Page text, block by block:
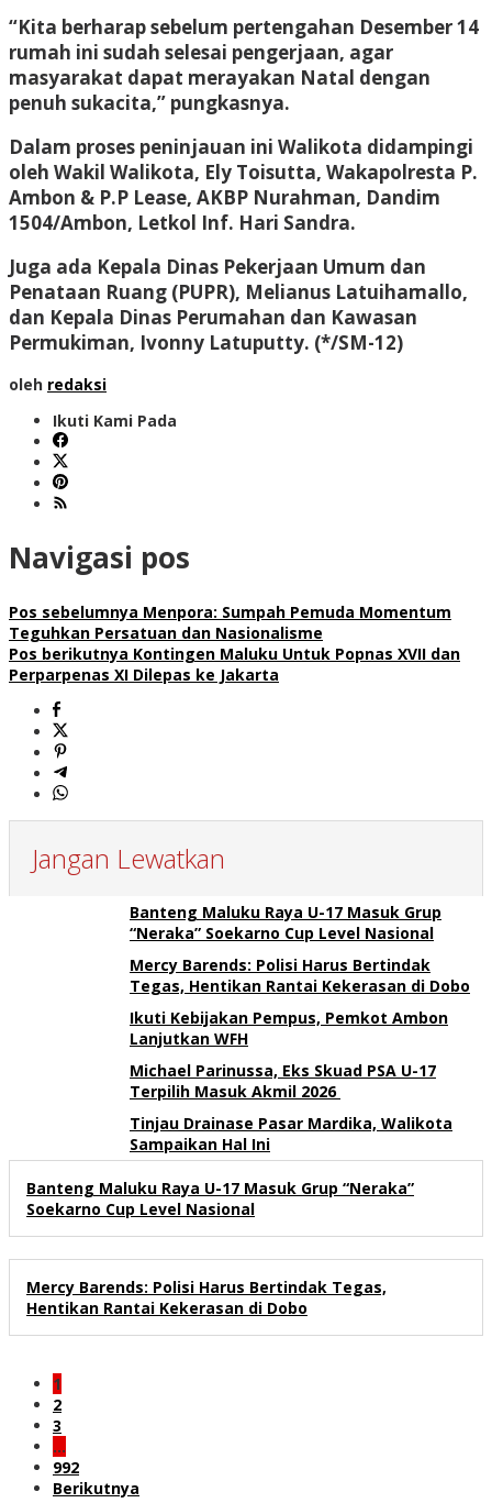
“Kita berharap sebelum pertengahan Desember 14
rumah ini sudah selesai pengerjaan, agar
masyarakat dapat merayakan Natal dengan
penuh sukacita,” pungkasnya.
Dalam proses peninjauan ini Walikota didampingi
oleh Wakil Walikota, Ely Toisutta, Wakapolresta P.
Ambon & P.P Lease, AKBP Nurahman, Dandim
1504/Ambon, Letkol Inf. Hari Sandra.
Juga ada Kepala Dinas Pekerjaan Umum dan
Penataan Ruang (PUPR), Melianus Latuihamallo,
dan Kepala Dinas Perumahan dan Kawasan
Permukiman, Ivonny Latuputty. (*/SM-12)
oleh redaksi
Ikuti Kami Pada
Navigasi pos
Pos sebelumnya Menpora: Sumpah Pemuda Momentum
Teguhkan Persatuan dan Nasionalisme
Pos berikutnya Kontingen Maluku Untuk Popnas XVII dan
Perparpenas XI Dilepas ke Jakarta
Jangan Lewatkan
Banteng Maluku Raya U-17 Masuk Grup
“Neraka” Soekarno Cup Level Nasional
Mercy Barends: Polisi Harus Bertindak
Tegas, Hentikan Rantai Kekerasan di Dobo
Ikuti Kebijakan Pempus, Pemkot Ambon
Lanjutkan WFH
Michael Parinussa, Eks Skuad PSA U-17
Terpilih Masuk Akmil 2026
Tinjau Drainase Pasar Mardika, Walikota
Sampaikan Hal Ini
Banteng Maluku Raya U-17 Masuk Grup “Neraka”
Soekarno Cup Level Nasional
Mercy Barends: Polisi Harus Bertindak Tegas,
Hentikan Rantai Kekerasan di Dobo
1
2
3
…
992
Berikutnya